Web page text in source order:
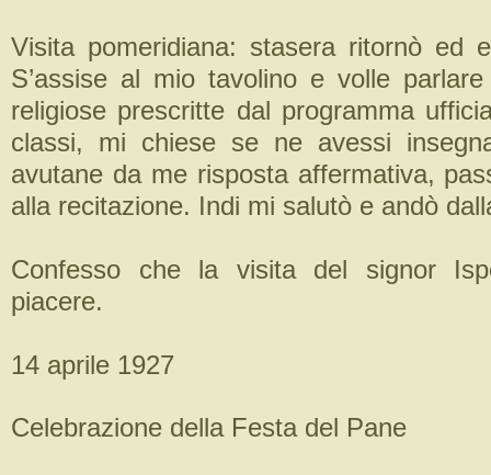
Visita pomeridiana: stasera ritornò ed
S’assise al mio tavolino e volle
religiose prescritte dal programma
classi, mi chiese se ne avessi
avutane da me risposta affermativa,
alla recitazione. Indi mi salutò e andò
Confesso che la visita del signor
piacere.
14 aprile 1927
Celebrazione della Festa del Pane